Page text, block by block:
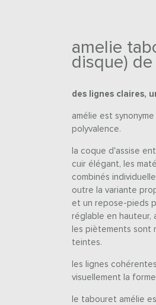
amelie
disque)
des lignes claires,
amélie est
polyvalence.
la coque d'assise
cuir élégant, les
combinés
outre la variante
et un repose-pieds
réglable en hauteur,
les piètements sont
teintes.
les lignes
visuellement la
le tabouret amélie